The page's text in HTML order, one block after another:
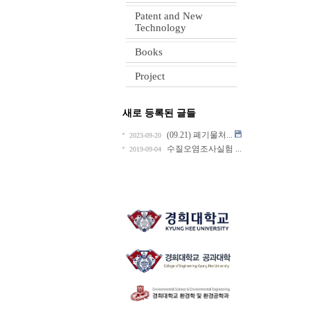
Patent and New
Technology
Books
Project
새로 등록된 글들
2023-09-20 (09.21) 폐기물처...
2019-09-04 수질오염조사실험 ...